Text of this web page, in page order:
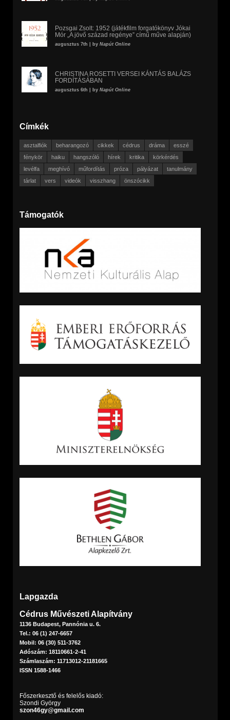
Pozsgai Zsolt: 1952 (játékfilm forgatókönyv Jókai
Mór „A jövő század regénye” című műve alapján)
augusztus 7th | by Napút Online
CHRISTINA ROSETTI VERSEI KÁNTÁS BALÁZS
FORDÍTÁSÁBAN
augusztus 6th | by Napút Online
Címkék
asztalfiók beharangozó cikkek cédrus dráma
esszé
fénykör
haiku hangszóló hírek kritika
körkérdés
levélfa
meghívó műfordítás próza pályázat
tanulmány
tárlat
vers videók visszhang önszócikk
Támogatók
Lapgazda
Cédrus Művészeti Alapítvány
1136 Budapest, Pannónia u. 6.
Tel.: 06 (1) 247-6657
Mobil: 06 (30) 511-3762
Adószám: 18110661-2-41
Számlaszám: 11713012-21181665
ISSN 1588-1466
Főszerkesztő és felelős kiadó:
Szondi György
szon46gy@gmail.com